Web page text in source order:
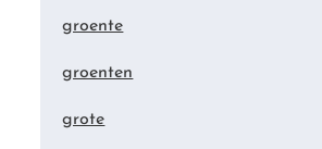
groente
groenten
grote